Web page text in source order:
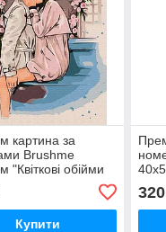
картина за
Brushme
"Квіткові обійми
Купити
320